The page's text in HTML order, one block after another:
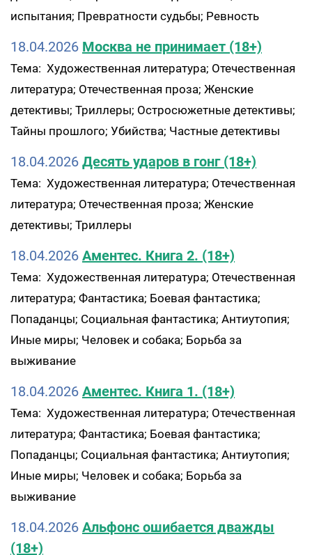
испытания; Превратности судьбы; Ревность
18.04.2026 Москва не принимает (18+)
Тема: Художественная литература; Отечественная
литература; Отечественная проза; Женские
детективы; Триллеры; Остросюжетные детективы;
Тайны прошлого; Убийства; Частные детективы
18.04.2026 Десять ударов в гонг (18+)
Тема: Художественная литература; Отечественная
литература; Отечественная проза; Женские
детективы; Триллеры
18.04.2026 Аментес. Книга 2. (18+)
Тема: Художественная литература; Отечественная
литература; Фантастика; Боевая фантастика;
Попаданцы; Социальная фантастика; Антиутопия;
Иные миры; Человек и собака; Борьба за
выживание
18.04.2026 Аментес. Книга 1. (18+)
Тема: Художественная литература; Отечественная
литература; Фантастика; Боевая фантастика;
Попаданцы; Социальная фантастика; Антиутопия;
Иные миры; Человек и собака; Борьба за
выживание
18.04.2026 Альфонс ошибается дважды
(18+)